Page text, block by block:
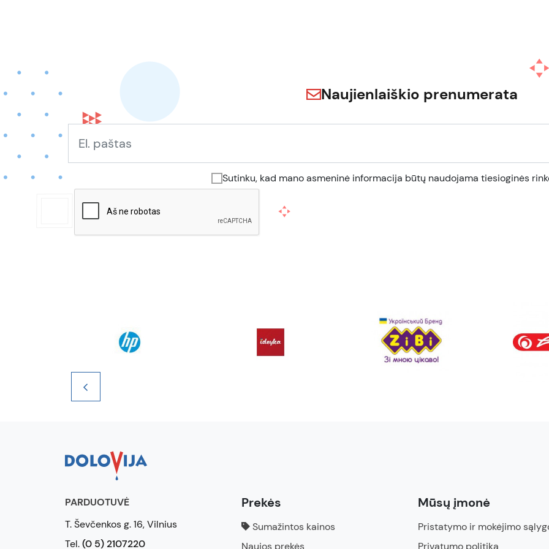
Naujienlaiškio prenumerata
Sutinku, kad mano asmeninė informacija būtų naudojama tiesioginės
PARDUOTUVĖ
T. Ševčenkos g. 16, Vilnius
Tel.(0 5) 2107220
Prekės
Sumažintos kainos
Naujos prekės
Mūsų įmonė
Pristatymo ir mokėjimo
Privatumo politika